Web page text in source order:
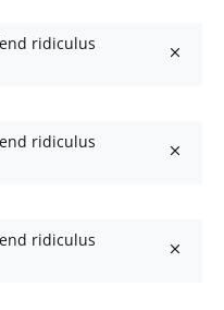
ridiculus
ridiculus
ridiculus